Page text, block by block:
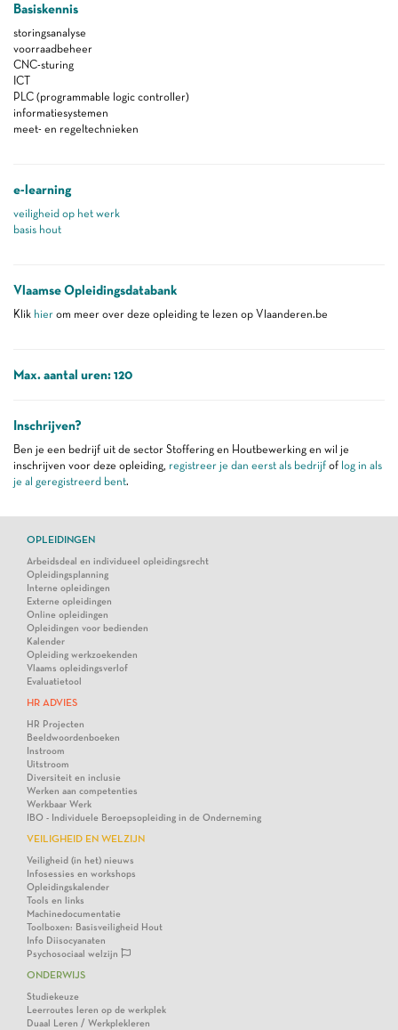
Basiskennis
storingsanalyse
voorraadbeheer
CNC-sturing
ICT
PLC (programmable logic controller)
informatiesystemen
meet- en regeltechnieken
e-learning
veiligheid op het werk
basis hout
Vlaamse Opleidingsdatabank
Klik hier om meer over deze opleiding te lezen op Vlaanderen.be
Max. aantal uren: 120
Inschrijven?
Ben je een bedrijf uit de sector Stoffering en Houtbewerking en wil je
inschrijven voor deze opleiding, registreer je dan eerst als bedrijf of log in als
je al geregistreerd bent.
OPLEIDINGEN
Arbeidsdeal en individueel opleidingsrecht
Opleidingsplanning
Interne opleidingen
Externe opleidingen
Online opleidingen
Opleidingen voor bedienden
Kalender
Opleiding werkzoekenden
Vlaams opleidingsverlof
Evaluatietool
HR ADVIES
HR Projecten
Beeldwoordenboeken
Instroom
Uitstroom
Diversiteit en inclusie
Werken aan competenties
Werkbaar Werk
IBO - Individuele Beroepsopleiding in de Onderneming
VEILIGHEID EN WELZIJN
Veiligheid (in het) nieuws
Infosessies en workshops
Opleidingskalender
Tools en links
Machinedocumentatie
Toolboxen: Basisveiligheid Hout
Info Diisocyanaten
Psychosociaal welzijn
ONDERWIJS
Studiekeuze
Leerroutes leren op de werkplek
Duaal Leren / Werkplekleren